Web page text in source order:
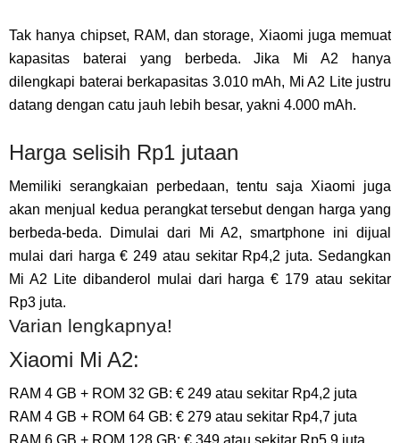
Tak hanya chipset, RAM, dan storage, Xiaomi juga memuat
kapasitas baterai yang berbeda. Jika Mi A2 hanya
dilengkapi baterai berkapasitas 3.010 mAh, Mi A2 Lite justru
datang dengan catu jauh lebih besar, yakni 4.000 mAh.
Harga selisih Rp1 jutaan
Memiliki serangkaian perbedaan, tentu saja Xiaomi juga
akan menjual kedua perangkat tersebut dengan harga yang
berbeda-beda. Dimulai dari Mi A2, smartphone ini dijual
mulai dari harga € 249 atau sekitar Rp4,2 juta. Sedangkan
Mi A2 Lite dibanderol mulai dari harga € 179 atau sekitar
Rp3 juta.
Varian lengkapnya!
Xiaomi Mi A2:
RAM 4 GB + ROM 32 GB: € 249 atau sekitar Rp4,2 juta
RAM 4 GB + ROM 64 GB: € 279 atau sekitar Rp4,7 juta
RAM 6 GB + ROM 128 GB: € 349 atau sekitar Rp5,9 juta